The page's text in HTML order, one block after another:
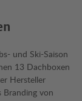
und Ski-Saison
13 Dachboxen
Hersteller
Branding von